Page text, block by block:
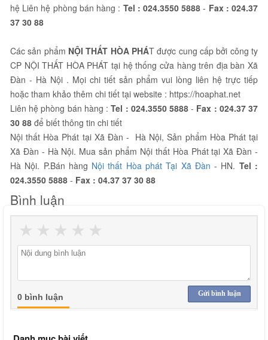
hệ Liên hệ phòng bán hàng : Tel : 024.3550 5888- Fax : 024.37
37 30 88
Các sản phẩm NỘI THẤT HÒA PHÁT được cung cấp bởi công ty
CP NỘI THẤT HÒA PHÁT tại hệ thống cửa hàng trên địa bàn Xã
Đàn - Hà Nội . Mọi chi tiết sản phẩm vui lòng liên hệ trực tiếp
hoặc tham khảo thêm chi tiết tại website : https://hoaphat.net
Liên hệ phòng bán hàng :Tel : 024.3550 5888- Fax : 024.37 37
30 88 để biết thông tin chi tiết
Nội thất Hòa Phát tại Xã Đàn - Hà Nội, Sản phẩm Hòa Phát tại
Xã Đàn - Hà Nội. Mua sản phẩm Nội thất Hòa Phát tại Xã Đàn -
Hà Nội. P.Bán hàng Nội thất Hòa phát Tại Xã Đàn - HN. Tel :
024.3550 5888 - Fax : 04.37 37 30 88
Bình luận
★
★
★
★
★
Gửi bình luận
0 bình luận